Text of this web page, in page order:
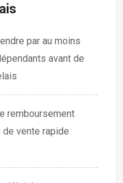
par au moins
avant de
remboursement
vente rapide